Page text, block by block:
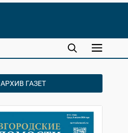
АРХИВ ГАЗЕТ